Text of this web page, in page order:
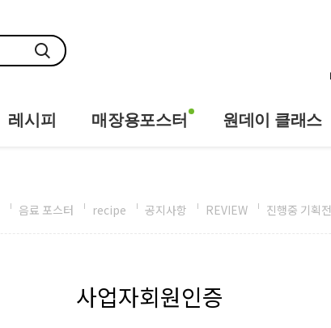
레시피 매장용포스터 원데이 클래스
음료 포스터 recipe 공지사항 REVIEW 진행중 기획전
사업자회원인증